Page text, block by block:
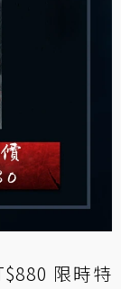
限時特